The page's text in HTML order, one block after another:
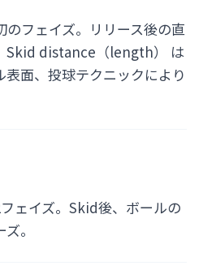
フェイズ。リリース後の直
Skid distance（length） は
面、投球テクニックにより
ェイズ。Skid後、ボールの
。